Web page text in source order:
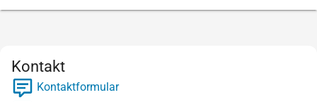
Kontakt
Kontaktformular